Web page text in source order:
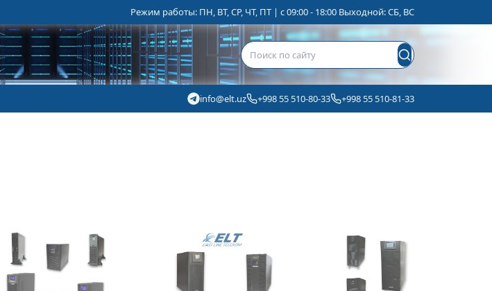
Режим работы: ПН, ВТ, СР, ЧТ, ПТ | с 09:00 - 18:00 Выходной: СБ, ВС
info@elt.uz +998 55 510-80-33 +998 55 510-81-33